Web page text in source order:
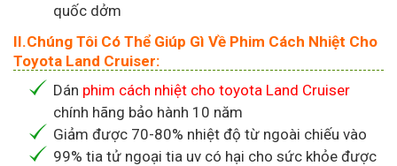
quốc dởm
II.Chúng Tôi Có Thể Giúp Gì Về Phim Cách Nhiệt Cho
Toyota Land Cruiser:
Dán phim cách nhiệt cho toyota Land Cruiser
chính hãng bảo hành 10 năm
Giảm được 70-80% nhiệt độ từ ngoài chiếu vào
99% tia tử ngoại tia uv có hại cho sức khỏe được